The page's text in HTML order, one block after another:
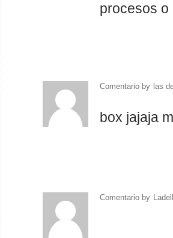
procesos o
Comentario by las
box jajaja
Comentario by